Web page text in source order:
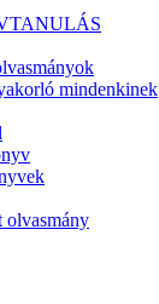
mindenkinek
olvasmány